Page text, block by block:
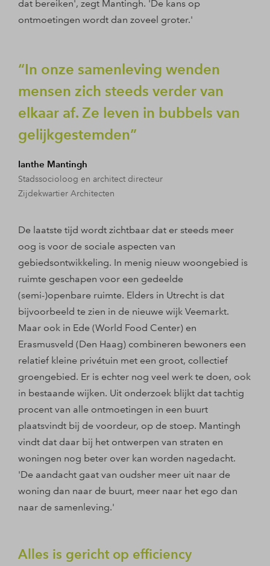
dat bereiken', zegt Mantingh. 'De kans op
ontmoetingen wordt dan zoveel groter.'
In onze samenleving wenden
mensen zich steeds verder van
elkaar af. Ze leven in bubbels van
gelijkgestemden
Ianthe Mantingh
Stadssocioloog en architect directeur
Zijdekwartier Architecten
De laatste tijd wordt zichtbaar dat er steeds meer
oog is voor de sociale aspecten van
gebiedsontwikkeling. In menig nieuw woongebied is
ruimte geschapen voor een gedeelde
(semi-)openbare ruimte. Elders in Utrecht is dat
bijvoorbeeld te zien in de nieuwe wijk Veemarkt.
Maar ook in Ede (World Food Center) en
Erasmusveld (Den Haag) combineren bewoners een
relatief kleine privétuin met een groot, collectief
groengebied. Er is echter nog veel werk te doen, ook
in bestaande wijken. Uit onderzoek blijkt dat tachtig
procent van alle ontmoetingen in een buurt
plaatsvindt bij de voordeur, op de stoep. Mantingh
vindt dat daar bij het ontwerpen van straten en
woningen nog beter over kan worden nagedacht.
'De aandacht gaat van oudsher meer uit naar de
woning dan naar de buurt, meer naar het ego dan
naar de samenleving.'
Alles is gericht op efficiency